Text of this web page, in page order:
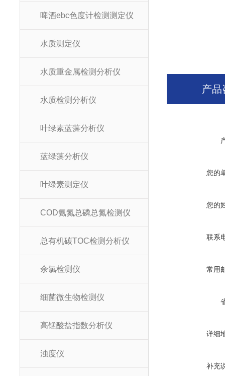
啤酒ebc色度计检测测定仪
水质测定仪
水质重金属检测分析仪
水质检测分析仪
叶绿素蓝藻分析仪
蓝绿藻分析仪
叶绿素测定仪
COD氨氮总磷总氮检测仪
总有机碳TOC检测分析仪
余氯检测仪
细菌微生物检测仪
高锰酸盐指数分析仪
浊度仪
产品
您的
您的
联系
常用
详细
补充